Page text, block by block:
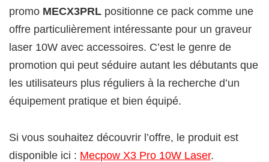
promo MECX3PRL positionne ce pack comme une
offre particulièrement intéressante pour un graveur
laser 10W avec accessoires. C’est le genre de
promotion qui peut séduire autant les débutants que
les utilisateurs plus réguliers à la recherche d’un
équipement pratique et bien équipé.
Si vous souhaitez découvrir l’offre, le produit est
disponible ici : Mecpow X3 Pro 10W Laser.